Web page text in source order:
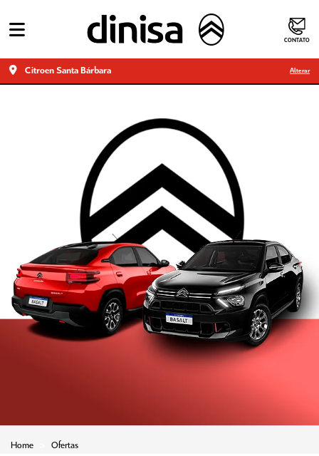
CONTATO
Citroen Santa Bárbara Alterar
Home Ofertas